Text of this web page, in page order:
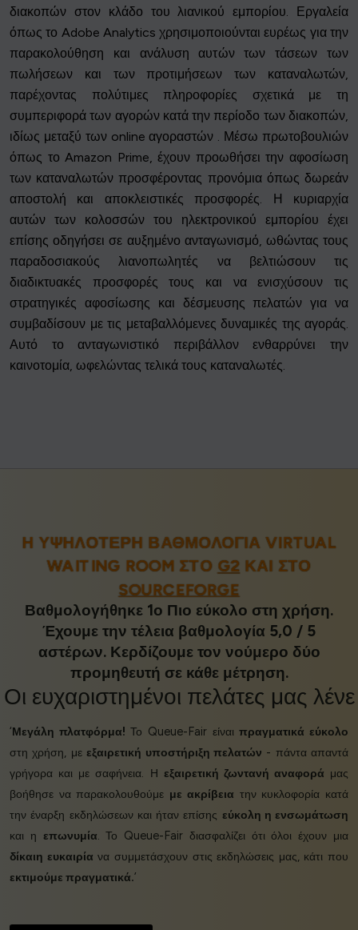
διακοπών στον κλάδο του λιανικού εμπορίου. Εργαλεία
όπως το Adobe Analytics χρησιμοποιούνται ευρέως για την
παρακολούθηση και ανάλυση αυτών των τάσεων των
πωλήσεων και των προτιμήσεων των καταναλωτών,
παρέχοντας πολύτιμες πληροφορίες σχετικά με τη
συμπεριφορά των αγορών κατά την περίοδο των διακοπών,
ιδίως μεταξύ των online αγοραστών . Μέσω πρωτοβουλιών
όπως το Amazon Prime, έχουν προωθήσει την αφοσίωση
των καταναλωτών προσφέροντας προνόμια όπως δωρεάν
αποστολή και αποκλειστικές προσφορές. Η κυριαρχία
αυτών των κολοσσών του ηλεκτρονικού εμπορίου έχει
επίσης οδηγήσει σε αυξημένο ανταγωνισμό, ωθώντας τους
παραδοσιακούς λιανοπωλητές να βελτιώσουν τις
διαδικτυακές προσφορές τους και να ενισχύσουν τις
στρατηγικές αφοσίωσης και δέσμευσης πελατών για να
συμβαδίσουν με τις μεταβαλλόμενες δυναμικές της αγοράς.
Αυτό το ανταγωνιστικό περιβάλλον ενθαρρύνει την
καινοτομία, ωφελώντας τελικά τους καταναλωτές.
Η ΥΨΗΛΌΤΕΡΗ ΒΑΘΜΟΛΟΓΊΑ VIRTUAL
WAITING ROOM ΣΤΟ G2ΚΑΙ ΣΤΟ
SOURCEFORGE
Βαθμολογήθηκε 1ο Πιο εύκολο στη χρήση.
Έχουμε την τέλεια βαθμολογία 5,0 / 5
αστέρων. Κερδίζουμε τον νούμερο δύο
προμηθευτή σε κάθε μέτρηση.
Οι ευχαριστημένοι πελάτες μας λένε
‘Μεγάλη πλατφόρμα! Το Queue-Fair είναιπραγματικά εύκολο
στη χρήση, μεεξαιρετική υποστήριξη πελατών - πάντα απαντά
γρήγορα και με σαφήνεια. Η εξαιρετική ζωντανή αναφορά μας
βοήθησε να παρακολουθούμε με ακρίβεια την κυκλοφορία κατά
την έναρξη εκδηλώσεων και ήταν επίσης εύκολη η ενσωμάτωση
και η επωνυμία. Το Queue-Fair διασφαλίζει ότι όλοι έχουν μια
δίκαιη ευκαιρία να συμμετάσχουν στις εκδηλώσεις μας, κάτι που
εκτιμούμε πραγματικά.’